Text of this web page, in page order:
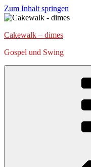
Zum Inhalt springen
Cakewalk – dimes
Gospel und Swing